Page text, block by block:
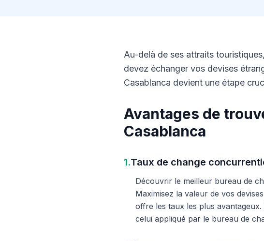
Au-delà de ses attraits
devez échanger vos devises
Casablanca devient une étape
Avantages de
Casablanca
1.Taux de change
Découvrir le meilleur bureau de
Maximisez la valeur de vos
offre les taux les plus
celui appliqué par le bureau de